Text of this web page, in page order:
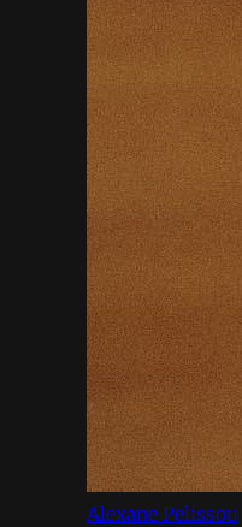
Alexane Pelissou